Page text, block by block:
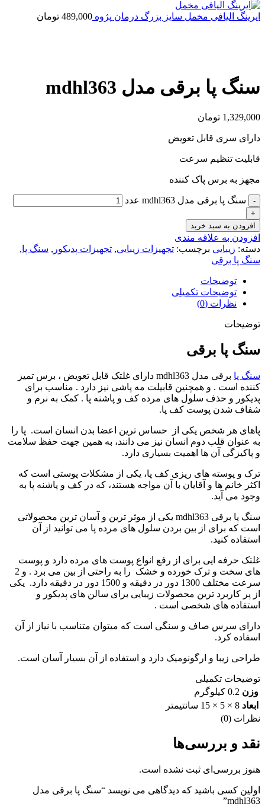
ایرینگ الیافی مخمل سایز بزرگ درمان پژوه 489,000 تومان
سنگ پا برقی مدل mdhl363
1,329,000 تومان
دارای سری قابل تعویض
قابلیت تنظیم سرعت
مجهز به برس پاک کننده
سنگ پا برقی مدل mdhl363 عدد
افزودن به سبد خرید
افزودن به علاقه مندی
دسته: زیبایی برچسب: تجهیزات زیبایی, تجهیزات پدیکور , سنگ پا,
سنگ پا برقی
توضیحات
توضیحات تکمیلی
نظرات (0)
توضیحات
سنگ پا برقی
سنگ پا
برقی مدل mdhl363 دارای غلتک قابل تعویض ، برس تمیز
کننده است . و همچنین قابیلت مه پاشی نیز دارد . مناسب برای
پدیکور و حذف سلول های مرده کف و پاشنه پا . کمک به نرم و
شفاف شدن پوست کف پا.
پاهای هر شخص یکی از حساس ترین اعضا بدن انسان است. پا را
به عنوان قلب دوم انسان نیز می دانند، به همین جهت حفظ سلامت
و پاکیزگی آن ها اهمیت بسیاری دارد.
ترک و پوسته های ریزی کف پا، یکی از مشکلات پوستی است که
اکثر خانم ها و آقایان با آن مواجه هستند، که در کف و پاشنه پا به
وجود می آید.
سنگ پا برقی mdhl363 یکی از موثر ترین و آسان ترین محصولاتی
است که برای از بین بردن سلول های مرده پا می توانید از آن
استفاده کنید.
غلتک حرفه ایی برای از رفع انواع پوست های مرده دارد و پوست
های سخت و ترک خورده و خشک را به راحتی از بین می برد . و 2
سرعت مختلف 1300 دور در دقیقه و 1500 دور در دقیقه دارد. یکی
از پر کاربرد ترین محصولات زیبایی برای سالن های پدیکور و
استفاده های شخصی است .
دارای سرس صاف و سنگی است که میتوان متناسب با نیاز از آن
اسفاده کرد.
طراحی زیبا و ارگونومیک دارد و استفاده از آن بسیار آسان است.
توضیحات تکمیلی
وزن 0.2 کیلوگرم
ابعاد 8 × 5 × 15 سانتیمتر
نظرات (0)
نقد و بررسی‌ها
هنوز بررسی‌ای ثبت نشده است.
اولین کسی باشید که دیدگاهی می نویسد “سنگ پا برقی مدل
mdhl363”